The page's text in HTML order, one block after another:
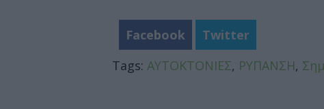
Facebook
Twitter
Tags: ΑΥΤΟΚΤΟΝΙΕΣ, ΡΥΠΑΝΣΗ,